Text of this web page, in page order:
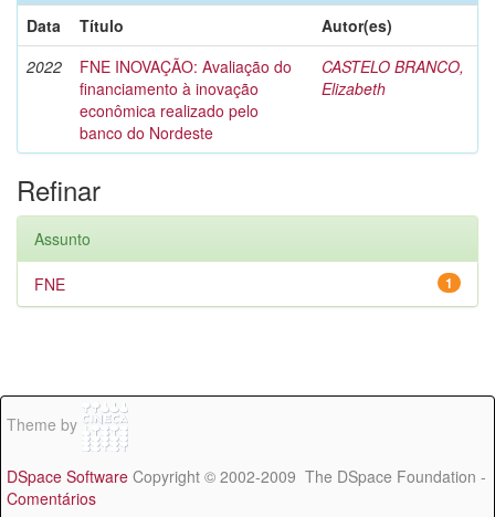
Data
Título
Autor(es)
2022
FNE INOVAÇÃO: Avaliação do
financiamento à inovação
econômica realizado pelo
banco do Nordeste
CASTELO BRANCO,
Elizabeth
Refinar
Assunto
1
FNE
Theme by
DSpace Software Copyright © 2002-2009 The DSpace Foundation -
Comentários